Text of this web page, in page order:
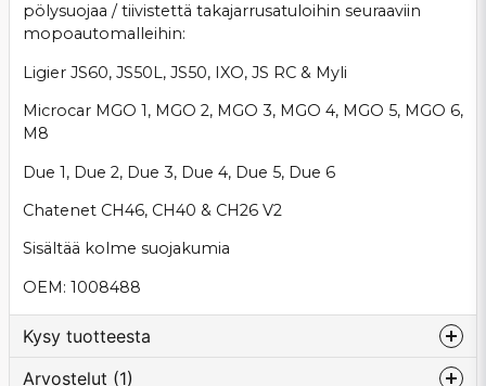
pölysuojaa / tiivistettä takajarrusatuloihin seuraaviin
mopoautomalleihin:
Ligier JS60, JS50L, JS50, IXO, JS RC & Myli
Microcar MGO 1, MGO 2, MGO 3, MGO 4, MGO 5, MGO 6,
M8
Due 1, Due 2, Due 3, Due 4, Due 5, Due 6
Chatenet CH46, CH40 & CH26 V2
Sisältää kolme suojakumia
OEM: 1008488
Kysy tuotteesta
Arvostelut (1)